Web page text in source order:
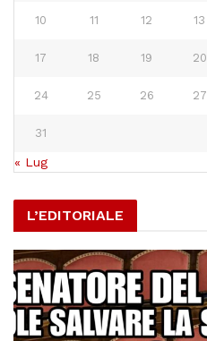
10 11 12 13
17 18 19 20
24 25 26 27
31
« Lug
L’EDITORIALE